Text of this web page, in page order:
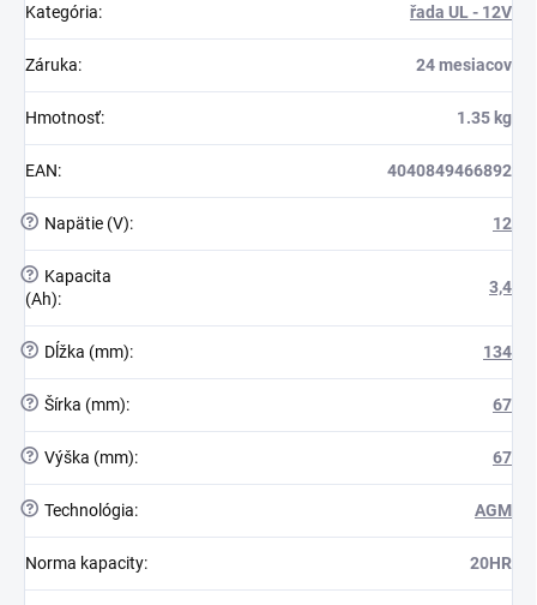
Kategória: řada UL - 12V
Záruka: 24 mesiacov
Hmotnosť: 1.35 kg
EAN: 4040849466892
? Napätie (V): 12
?
Kapacita
(Ah):
3,4
? Dĺžka (mm): 134
? Šírka (mm): 67
? Výška (mm): 67
? Technológia: AGM
Norma kapacity: 20HR